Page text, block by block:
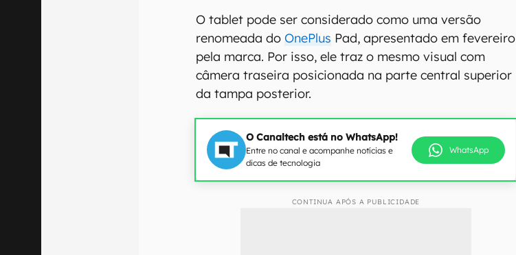
O tablet pode ser considerado como uma versão
renomeada doOnePlus Pad, apresentado em fevereiro
pela marca. Por isso, ele traz o mesmo visual com
câmera traseira posicionada na parte central superior
da tampa posterior.
O Canaltech está no WhatsApp!
Entre no canal e acompanhe notícias e
dicas de tecnologia
WhatsApp
CONTINUA APÓS A PUBLICIDADE